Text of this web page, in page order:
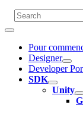
Pour
Designer
Developer
SDK
Unity